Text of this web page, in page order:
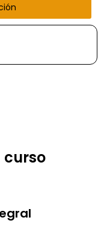
curso